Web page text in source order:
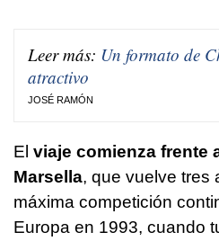
Leer más: Un formato de
atractivo
JOSÉ RAMÓN
El viaje comienza frente
Marsella, que vuelve tres
máxima competición
Europa en 1993, cuando